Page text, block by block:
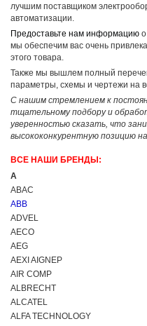
лучшим поставщиком
автоматизации.
Предоставьте нам информацию
мы обеспечим вас очень
этого товара.
Также мы вышлем полный
параметры, схемы и чертежи на
С нашим стремлением к
тщательному подбору и
уверенностью сказать, что
высококонкурентную позицию
ВСЕ НАШИ БРЕНДЫ:
A
ABAC
ABB
ADVEL
AECO
AEG
AEXI AIGNEP
AIR COMP
ALBRECHT
ALCATEL
ALFA TECHNOLOGY